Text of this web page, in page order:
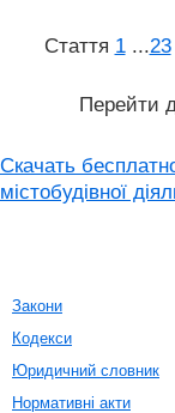
Стаття 1 ...23
Перейти
Скачать
містобудівної
Закони
Кодекси
Юридичний словник
Нормативні акти